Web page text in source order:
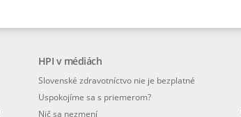
HPI v médiách
Slovenské zdravotníctvo nie je bezplatné
Uspokojíme sa s priemerom?
Nič sa nezmení